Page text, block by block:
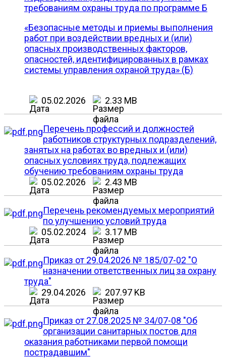
требованиям охраны труда по программе Б
«Безопасные методы и приемы выполнения
работ при воздействии вредных и (или)
опасных производственных факторов,
опасностей, идентифицированных в рамках
системы управления охраной труда» (Б)
05.02.2026 2.33 MB
Перечень профессий и должностей
работников структурных подразделений,
занятых на работах во вредных и (или)
опасных условиях труда, подлежащих
обучению требованиям охраны труда
05.02.2026
2.43 MB
Перечень рекомендуемых мероприятий
по улучшению условий труда
05.02.2024
3.17 MB
Приказ от 29.04.2026 № 185/07-02 "О
назначении ответственных лиц за охрану
труда"
29.04.2026
207.97 KB
Приказ от 27.08.2025 № 34/07-08 "Об
организации санитарных постов для
оказания работниками первой помощи
пострадавшим"